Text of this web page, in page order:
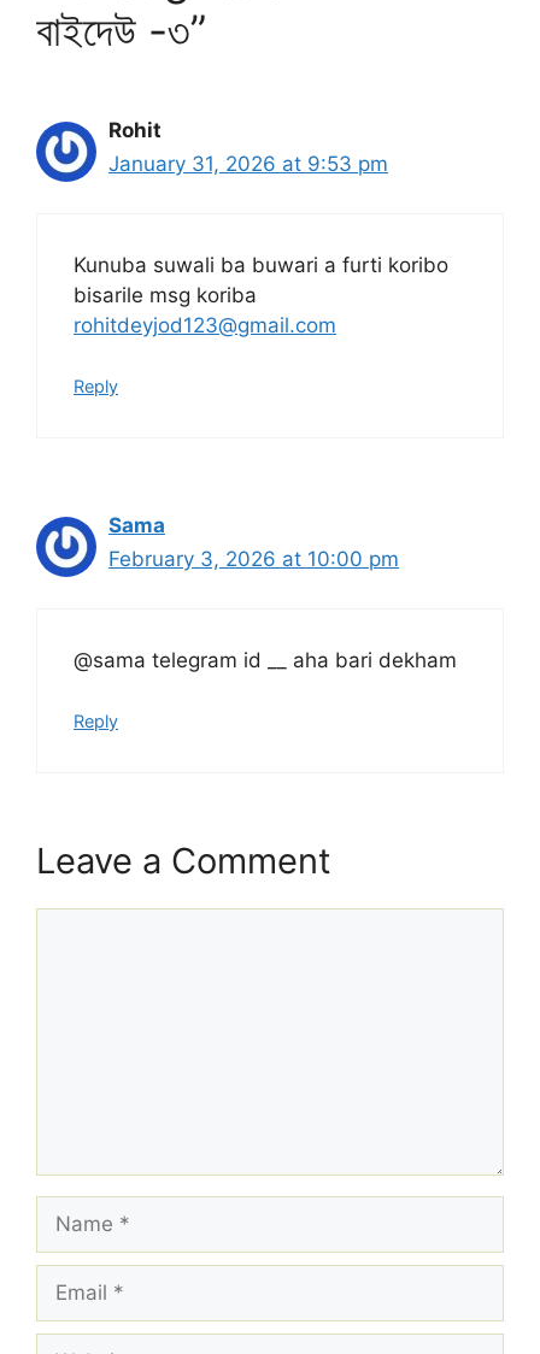
বাইদেউ -৩”
Rohit
January 31, 2026 at 9:53 pm
Kunuba suwali ba buwari a furti koribo
bisarile msg koriba
rohitdeyjod123@gmail.com
Reply
Sama
February 3, 2026 at 10:00 pm
@sama telegram id __ aha bari dekham
Reply
Leave a Comment